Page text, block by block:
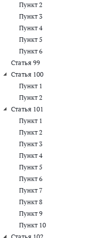
Пункт 2
Пункт 3
Пункт 4
Пункт 5
Пункт 6
Статья 99
Статья 100
Пункт 1
Пункт 2
Статья 101
Пункт 1
Пункт 2
Пункт 3
Пункт 4
Пункт 5
Пункт 6
Пункт 7
Пункт 8
Пункт 9
Пункт 10